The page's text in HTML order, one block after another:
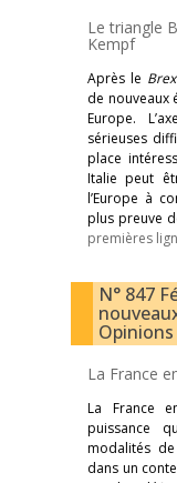
Le triangle
Kempf
Après le
de nouveaux
Europe.
sérieuses
place
Italie peut
l’Europe à
plus preuve
premières
N° 847
Opinions
La France
La France
puissance
modalités
dans un